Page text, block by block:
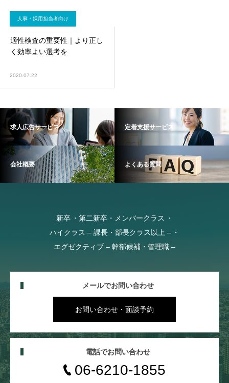
人事・採用担当者向け
適性検査の重要性｜より正し
く効率よい選考を
2020.07.22
求人広告サービス 定着支援サービス
会社概要 よくある質問
新卒
第二新卒・メンバークラス
ハイクラス – 課長・部長クラス以上 –
エグゼクティブ – 幹部候補・管理職 –
メールでお問い合わせ
お問い合わせ・面談予約
電話でお問い合わせ
06-6210-1855